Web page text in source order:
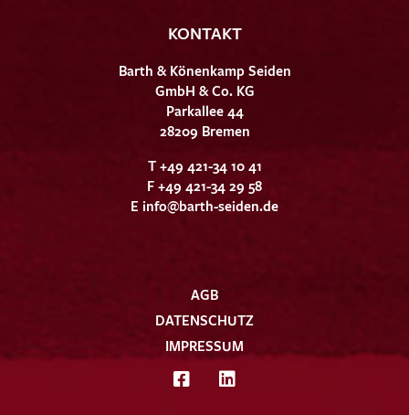
KONTAKT
Barth & Könenkamp Seiden
GmbH & Co. KG
Parkallee 44
28209 Bremen
T +49 421-34 10 41
F +49 421-34 29 58
E info@barth-seiden.de
AGB
DATENSCHUTZ
IMPRESSUM